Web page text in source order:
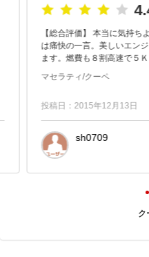
【総合評価】 本当に気持ち
は痛快の一言。美しいエン
ます。燃費も８割高速で５
４７ＧＴＡより良かっ...
マセラティ/クーペ
投稿日：2015年12月13日
sh0709
ク